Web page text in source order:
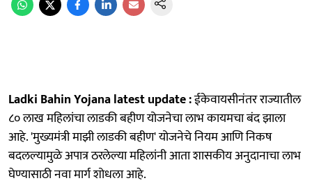
Ladki Bahin Yojana latest update :ईकेवायसीनंतर राज्यातील
८० लाख महिलांचा लाडकी बहीण योजनेचा लाभ कायमचा बंद झाला
आहे. 'मुख्यमंत्री माझी लाडकी बहीण' योजनेचे नियम आणि निकष
बदलल्यामुळे अपात्र ठरलेल्या महिलांनी आता शासकीय अनुदानाचा लाभ
घेण्यासाठी नवा मार्ग शोधला आहे.